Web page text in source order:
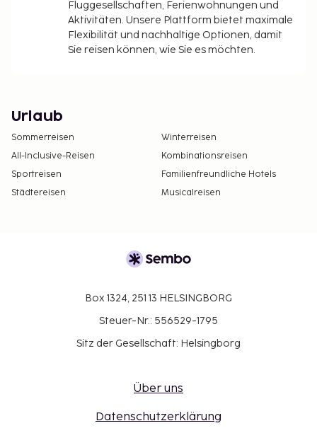
Fluggesellschaften, Ferienwohnungen und
Aktivitäten. Unsere Plattform bietet maximale
Flexibilität und nachhaltige Optionen, damit
Sie reisen können, wie Sie es möchten.
Urlaub
Sommerreisen
Winterreisen
All-Inclusive-Reisen
Kombinationsreisen
Sportreisen
Familienfreundliche Hotels
Städtereisen
Musicalreisen
Box 1324, 251 13 HELSINGBORG
Steuer-Nr.: 556529-1795
Sitz der Gesellschaft: Helsingborg
Über uns
Datenschutzerklärung